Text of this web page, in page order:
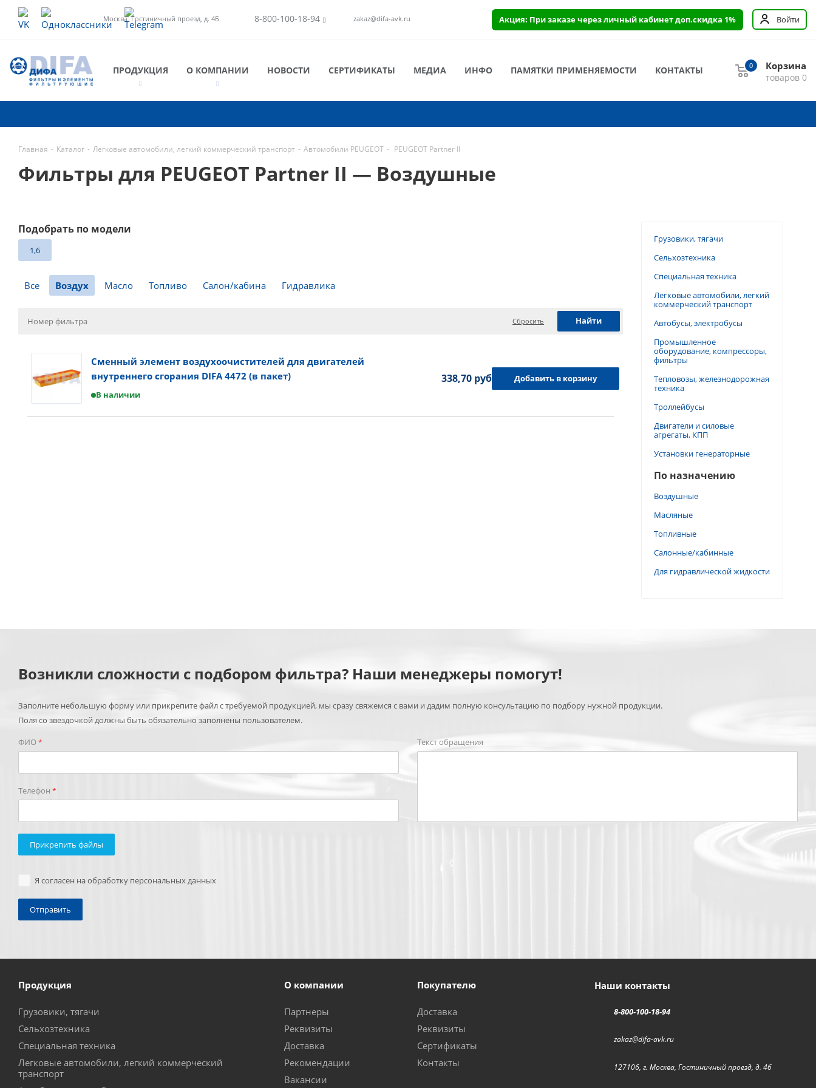
Москва, Гостиничный проезд, д. 4Б 8-800-100-18-94 zakaz@difa-avk.ru Акция: При заказе через личный кабинет доп.скидка 1% Войти
ПРОДУКЦИЯ О КОМПАНИИ НОВОСТИ СЕРТИФИКАТЫ МЕДИА ИНФО ПАМЯТКИ ПРИМЕНЯЕМОСТИ КОНТАКТЫ Корзина
товаров 0
0
Главная - Каталог - Легковые автомобили, легкий коммерческий транспорт - Автомобили PEUGEOT - PEUGEOT Partner II
Фильтры для PEUGEOT Partner II — Воздушные
Подобрать по модели
1,6
Все Воздух Масло Топливо Салон/кабина Гидравлика
Сбросить
Сменный элемент воздухоочистителей для двигателей
внутреннего сгорания DIFA 4472 (в пакет)
В наличии
338,70 руб. Добавить в корзину
Грузовики, тягачи
Сельхозтехника
Специальная техника
Легковые автомобили, легкий
коммерческий транспорт
Автобусы, электробусы
Промышленное
оборудование, компрессоры,
фильтры
Тепловозы, железнодорожная
техника
Троллейбусы
Двигатели и силовые
агрегаты, КПП
Установки генераторные
По назначению
Воздушные
Масляные
Топливные
Салонные/кабинные
Для гидравлической жидкости
Возникли сложности с подбором фильтра? Наши менеджеры помогут!
Заполните небольшую форму или прикрепите файл с требуемой продукцией, мы сразу свяжемся с вами и дадим полную консультацию по подбору нужной продукции.
Поля со звездочкой должны быть обязательно заполнены пользователем.
ФИО*
Телефон *
Текст обращения
Прикрепить файлы
Я согласен на обработку персональных данных
Продукция
Грузовики, тягачи
Сельхозтехника
Специальная техника
Легковые автомобили, легкий коммерческий
транспорт
О компании
Партнеры
Реквизиты
Доставка
Рекомендации
Вакансии
Покупателю
Доставка
Реквизиты
Сертификаты
Контакты
Наши контакты
8-800-100-18-94
zakaz@difa-avk.ru
127106, г. Москва, Гостиничный проезд, д. 4б